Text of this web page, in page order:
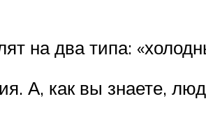
на два типа:
А, как вы знаете,